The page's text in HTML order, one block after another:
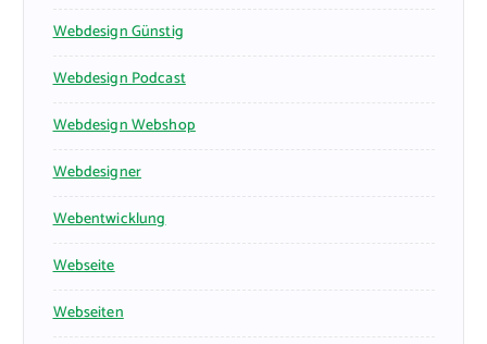
Webdesign Günstig
Webdesign Podcast
Webdesign Webshop
Webdesigner
Webentwicklung
Webseite
Webseiten